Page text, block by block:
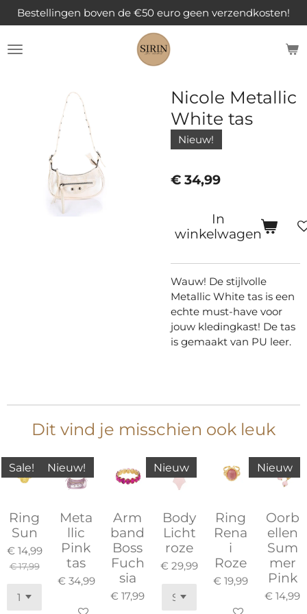
Ga
direct
naar
Bestellingen boven de €50 euro geen verzendkosten!
Nicole Metallic
White tas
Nieuw!
€ 34,99
In
winkelwagen
Wauw! De stijlvolle
Metallic White tas is een
echte must-have voor
jouw kledingkast! De tas
is gemaakt van PU leer.
Dit vind je misschien ook leuk
Sale!
Ring
Sun
€ 14,99
€ 17,99
Nieuw!
Meta
llic
Pink
tas
€ 34,99
Arm
band
Boss
Fuch
sia
€ 17,99
Nieuw
Body
Licht
roze
€ 29,99
Ring
Rena
i
Roze
€ 19,99
Nieuw
Oorb
ellen
Sum
mer
Pink
€ 14,99